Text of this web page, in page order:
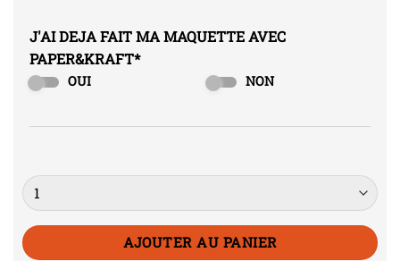
J'AI DEJA FAIT MA MAQUETTE AVEC
PAPER&KRAFT*
OUI NON
Quantité
AJOUTER AU PANIER